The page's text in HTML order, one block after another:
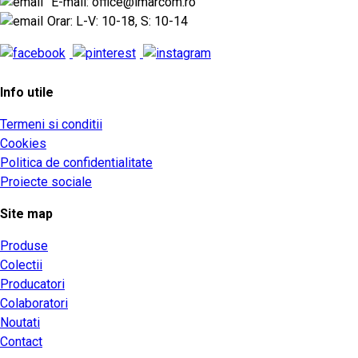
Orar: L-V: 10-18, S: 10-14
Info utile
Termeni si conditii
Cookies
Politica de confidentialitate
Proiecte sociale
Site map
Produse
Colectii
Producatori
Colaboratori
Noutati
Contact